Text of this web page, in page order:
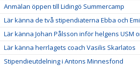
Anmälan öppen till Lidingö Summercamp
Lär känna de två stipendiaterna Ebba och
Lär känna Johan Pålsson inför helgens USM
Lär känna herrlagets coach Vasilis Skarlatos
Stipendieutdelning i Antons Minnesfond